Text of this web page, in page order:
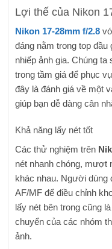
Lợi thế của Nikon
Nikon 17-28mm f/2.8
đáng nằm trong top
nhiếp ảnh gia. Chúng
trong tầm giá để phục
đây là đánh giá về một
giúp bạn dễ dàng cân
Khả năng lấy nét tốt
Các thử nghiệm trên
nét nhanh chóng, mượt
khác nhau. Người dùng
AF/MF để điều chỉnh
lấy nét bên trong cũng
chuyển của các nhóm
ảnh.